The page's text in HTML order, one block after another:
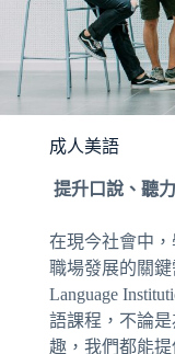
成人美語
提升口說、聽
在現今社會中
職場發展的關
Language
語課程，不論
趣，我們都能